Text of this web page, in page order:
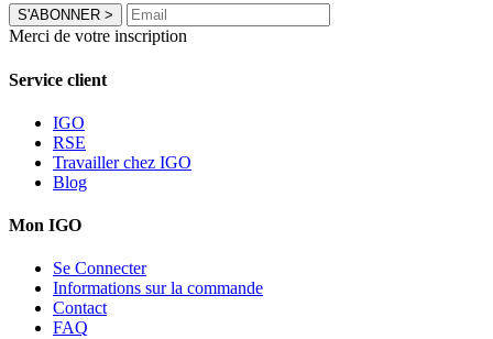
S'ABONNER >
Merci de votre inscription
Service client
IGO
RSE
Travailler chez IGO
Blog
Mon IGO
Se Connecter
Informations sur la commande
Contact
FAQ